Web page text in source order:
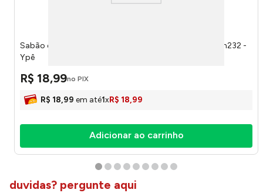
Sabão em Pó Lava Roupas Tixan Primavera 800g Tixan232 -
Ypê
R$ 18,99no PIX
R$ 18,99 em até1xR$ 18,99
Adicionar ao carrinho
duvidas? pergunte aqui